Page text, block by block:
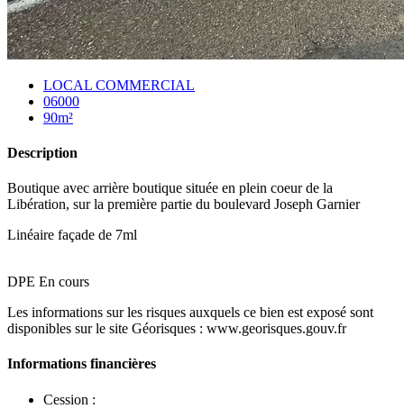
LOCAL COMMERCIAL
06000
90m²
Description
Boutique avec arrière boutique située en plein coeur de la
Libération, sur la première partie du boulevard Joseph Garnier
Linéaire façade de 7ml
DPE En cours
Les informations sur les risques auxquels ce bien est exposé sont
disponibles sur le site Géorisques : www.georisques.gouv.fr
Informations financières
Cession :